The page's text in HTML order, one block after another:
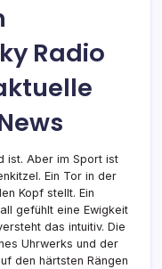
Radio
ist. Aber im Sport ist
Ein Tor in der
Kopf stellt. Ein
gefühlt eine Ewigkeit
das intuitiv. Die
Uhrwerks und der
den härtsten Rängen